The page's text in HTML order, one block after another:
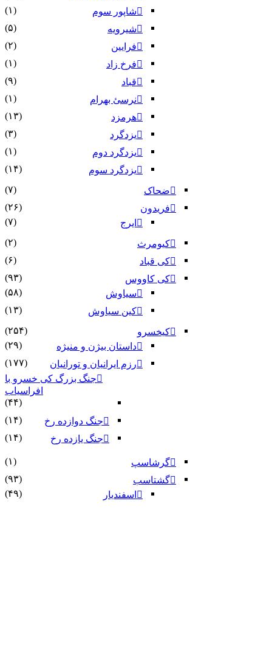
شاپور سوم‏
(۱)
شیرویه
(۵)
فرایین
(۲)
فرخ زاد
(۱)
قباد
(۹)
نرسئ بهرام‏
(۱)
هرمزد
(۱۳)
یزدگرد
(۳)
یزدگرد دوم
(۱)
یزدگرد سوم
(۱۴)
ضحاک
(۷)
فریدون
(۲۶)
ایرج
(۷)
کیومرث
(۲)
کی قباد
(۶)
کی کاووس
(۹۳)
سیاوش
(۵۸)
کین سیاوش
(۱۳)
کیخسرو
(۲۵۴)
داستان بیژن و منیژه
(۲۹)
رزم ایرانیان و تورانیان
(۱۷۷)
جنگ بزرگ کی خسرو با
افراسیاب
(۴۴)
جنگ دوازده رخ
(۱۴)
جنگ یازده رخ
(۱۴)
گرشاسپ
(۱)
گشتاسب
(۹۳)
اسفندیار
(۴۹)